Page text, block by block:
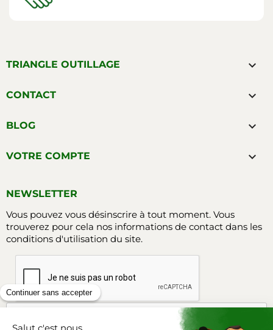
TRIANGLE OUTILLAGE 
CONTACT 
BLOG 
VOTRE COMPTE 
NEWSLETTER
Vous pouvez vous désinscrire à tout moment. Vous
trouverez pour cela nos informations de contact dans les
conditions d'utilisation du site.